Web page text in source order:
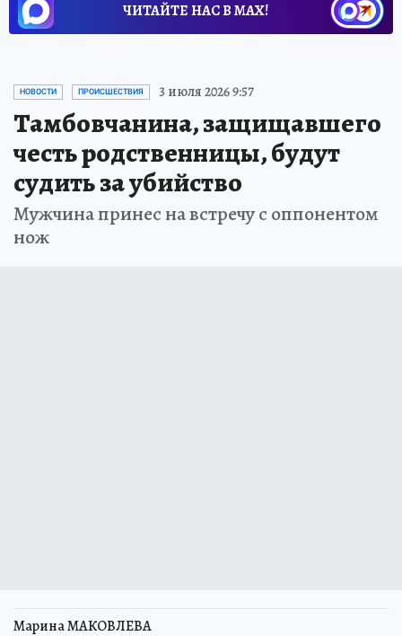
ЧИТАЙТЕ НАС В МАХ!
НОВОСТИ ПРОИСШЕСТВИЯ 3 июля 2026 9:57
Тамбовчанина, защищавшего
честь родственницы, будут
судить за убийство
Мужчина принес на встречу с оппонентом
нож
Марина МАКОВЛЕВА